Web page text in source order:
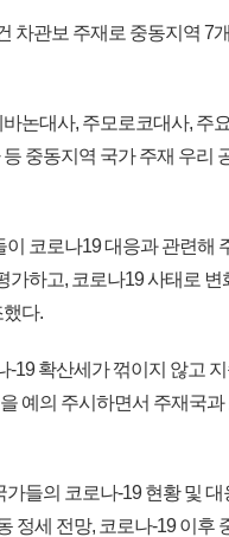
차관보 주재로 중동지역 7
논대사, 주모로코대사, 주
중동지역 국가 주재 우리
코로나19 대응과 관련해
가하고, 코로나19 사태로
다.
-19 확산세가 꺾이지 않고
예의 주시하면서 주재국
들의 코로나-19 현황 및
정세 전망, 코로나-19 이후